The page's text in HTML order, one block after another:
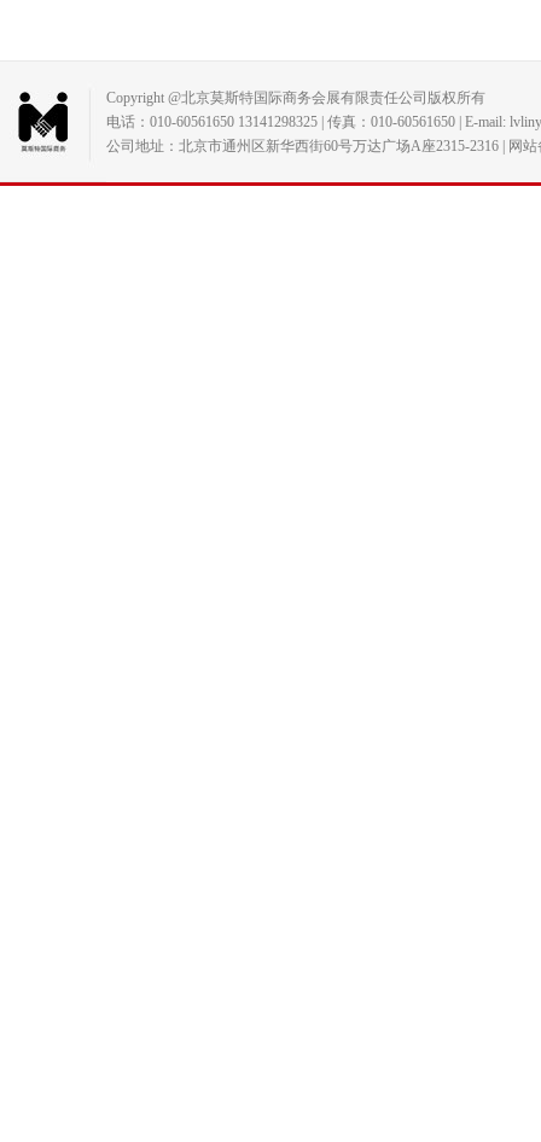
Copyright @北京莫斯特国际商务会展有限责任公司版权所有
电话：010-60561650 13141298325 | 传真：010-60561650 | E-mail:
公司地址：北京市通州区新华西街60号万达广场A座2315-2316 | 网